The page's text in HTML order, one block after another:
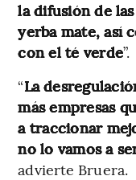
la difusión de
yerba mate, así
con el té verde”.
“La
más empresas
a traccionar
no lo vamos a
advierte Bruera.